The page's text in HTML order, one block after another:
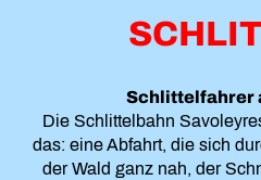
Schlittelfahrer
Die Schlittelbahn
das: eine Abfahrt, die sich
der Wald ganz nah, der